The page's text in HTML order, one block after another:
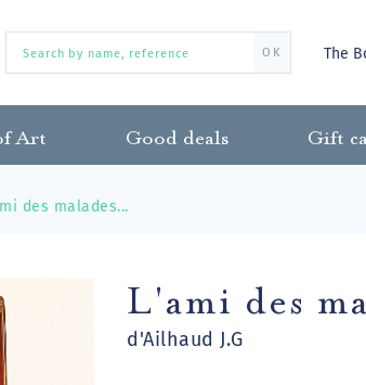
OK The
Art Good deals Gift
des malades...
L'ami des
d'Ailhaud J.G